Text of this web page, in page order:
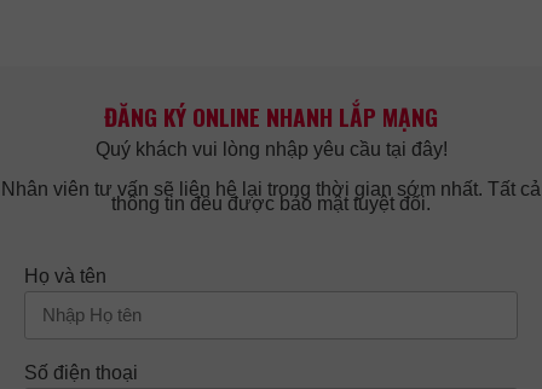
ĐĂNG KÝ ONLINE NHANH LẮP MẠNG
Quý khách vui lòng nhập yêu cầu tại đây!
Nhân viên tư vấn sẽ liên hệ lại trong thời gian sớm nhất. Tất cả
thông tin đều được bảo mật tuyệt đối.
Họ và tên
Số điện thoại